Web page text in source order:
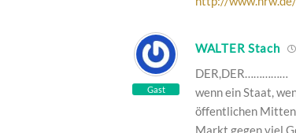
Gast
WALTER Stach
DER,DER……………
wenn ein Staat,
öffentlichen Mitten
Markt gegen viel